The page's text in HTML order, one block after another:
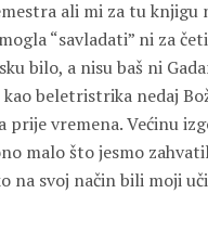
ali mi za tu knjigu
“savladati” ni za
bilo, a nisu baš ni
beletristrika nedaj
vremena. Većinu
malo što jesmo
na svoj način bili moji